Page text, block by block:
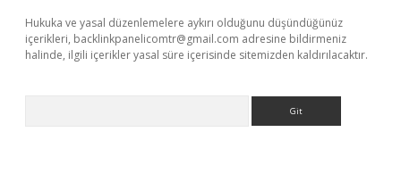
Hukuka ve yasal düzenlemelere aykırı olduğunu düşündüğünüz
içerikleri, backlinkpanelicomtr@gmail.com adresine bildirmeniz
halinde, ilgili içerikler yasal süre içerisinde sitemizden kaldırılacaktır.